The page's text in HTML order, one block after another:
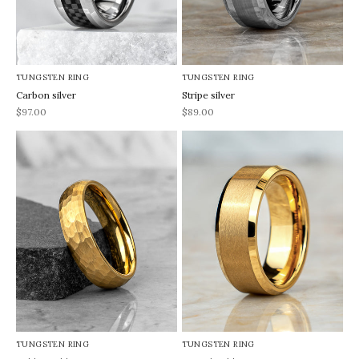
TUNGSTEN RING
Carbon silver
REA-pris
$97.00
TUNGSTEN RING
Stripe silver
REA-pris
$89.00
TUNGSTEN RING TUNGSTEN RING